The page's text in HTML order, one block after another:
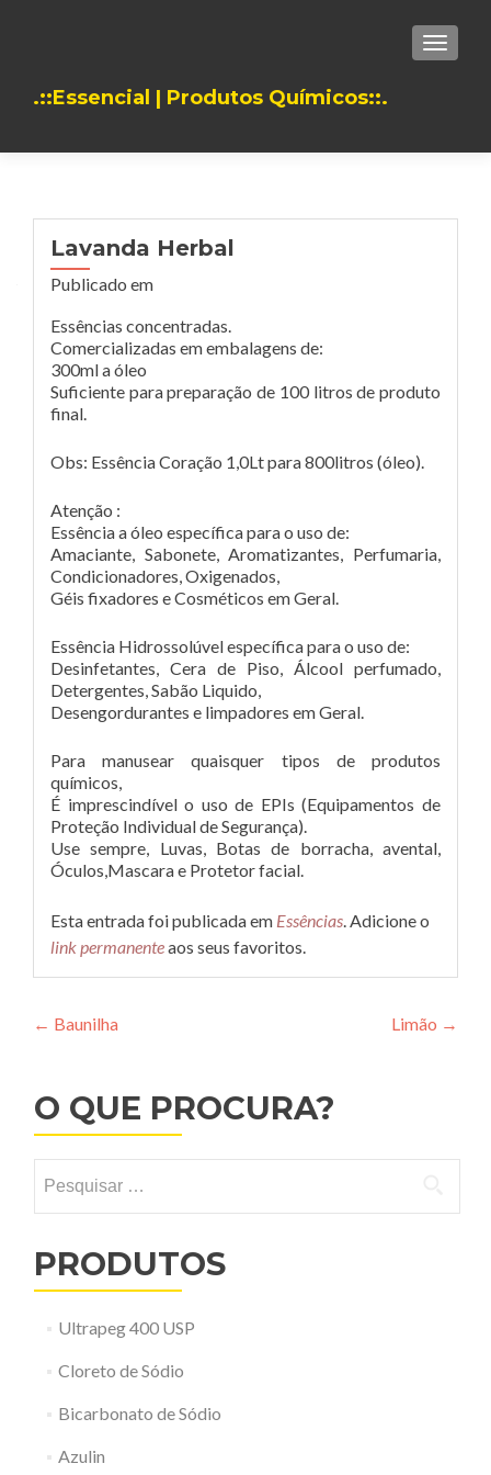
.::Essencial | Produtos Químicos::.
Lavanda Herbal
Publicado em
Essências concentradas.
Comercializadas em embalagens de:
300ml a óleo
Suficiente para preparação de 100 litros de produto
final.
Obs: Essência Coração 1,0Lt para 800litros (óleo).
Atenção :
Essência a óleo específica para o uso de:
Amaciante, Sabonete, Aromatizantes, Perfumaria,
Condicionadores, Oxigenados,
Géis fixadores e Cosméticos em Geral.
Essência Hidrossolúvel específica para o uso de:
Desinfetantes, Cera de Piso, Álcool perfumado,
Detergentes, Sabão Liquido,
Desengordurantes e limpadores em Geral.
Para manusear quaisquer tipos de produtos
químicos,
É imprescindível o uso de EPIs (Equipamentos de
Proteção Individual de Segurança).
Use sempre, Luvas, Botas de borracha, avental,
Óculos,Mascara e Protetor facial.
Esta entrada foi publicada em Essências. Adicione o
link permanenteaos seus favoritos.
Navegação
Post
← Baunilha Limão →
O QUE PROCURA?
por:
PRODUTOS
Ultrapeg 400 USP
Cloreto de Sódio
Bicarbonato de Sódio
Azulin